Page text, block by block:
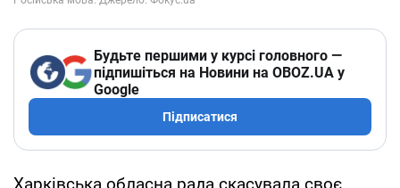
Будьте першими у курсі головного —
підпишіться на Новини на OBOZ.UA у
Google
Підписатися
Харківська обласна рада скасувала своє